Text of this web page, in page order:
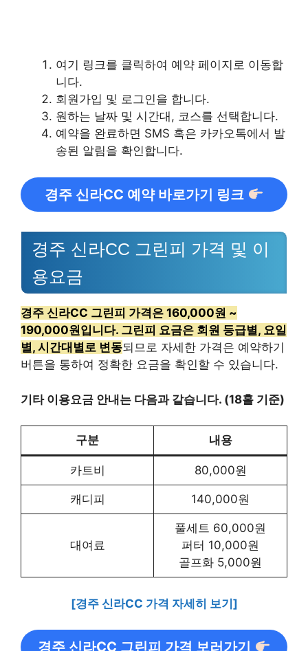
여기 링크를 클릭하여 예약 페이지로 이동합
니다.
회원가입 및 로그인을 합니다.
원하는 날짜 및 시간대, 코스를 선택합니다.
예약을 완료하면 SMS 혹은 카카오톡에서 발
송된 알림을 확인합니다.
경주 신라CC 예약 바로가기 링크
경주 신라CC 그린피 가격 및 이
용요금
경주 신라CC 그린피 가격은 160,000원 ~
190,000원입니다. 그린피 요금은 회원 등급별, 요일
별, 시간대별로 변동되므로 자세한 가격은 예약하기
버튼을 통하여 정확한 요금을 확인할 수 있습니다.
기타 이용요금 안내는 다음과 같습니다. (18홀 기준)
구분 내용
카트비 80,000원
캐디피 140,000원
대여료
풀세트 60,000원
퍼터 10,000원
골프화 5,000원
[경주 신라CC 가격 자세히 보기]
경주 신라CC 그린피 가격 보러가기